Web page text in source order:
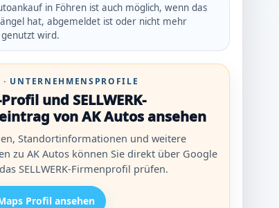
in Föhren ist auch möglich, wenn das
hat, abgemeldet ist oder nicht mehr
wird.
UNTERNEHMENSPROFILE
und SELLWERK-
von AK Autos ansehen
Standortinformationen und weitere
zu AK Autos können Sie direkt über Google
SELLWERK-Firmenprofil prüfen.
Profil ansehen